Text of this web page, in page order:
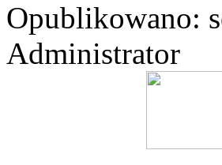
Opublikowano:
Administrator